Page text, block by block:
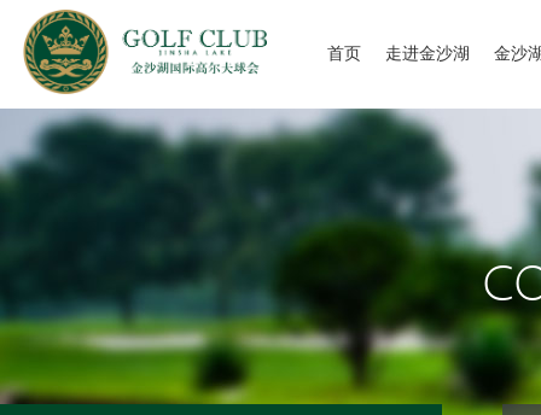
首页 走进金沙湖
球会概况
球场风采
球道攻略
金沙
球
明
球